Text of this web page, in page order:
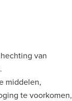
van
middelen,
te voorkomen,